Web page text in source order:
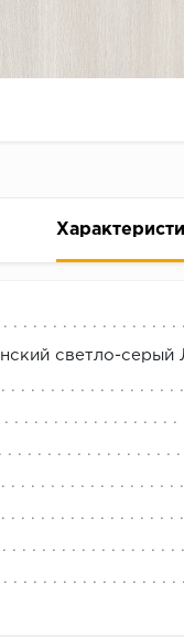
светло-